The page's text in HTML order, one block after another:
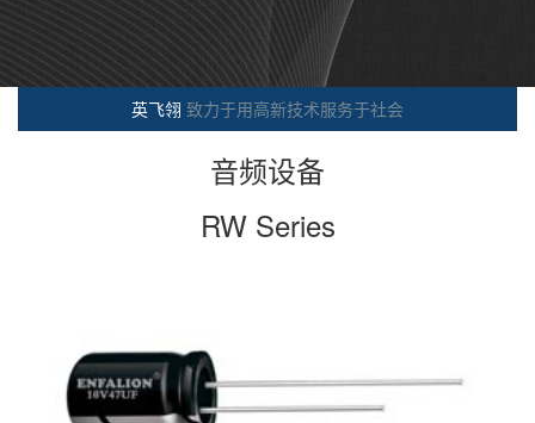
英飞翎 致力于用高新技术服务于社会
音频设备
RW Series